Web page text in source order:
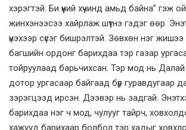
хэрэгтэй. Би үүний хүчинд амьд байна” гэж
жинхэнээсээ хайрлаж шүтнэ гэдэг өөр.
үнэхээр сүсэг бишрэлтэй. Зөвхөн нэг
багшийн ордонг барихдаа тэр газар
тойруулаад барьчихсан. Тэр мод нь
дотор ургасаар байгаад бүр гуравдугаар
зэрэгцээд ирсэн. Дээвэр нь задгай.
барихдаа нэг ч мод, чулууг тайрч,
хажууд барихаар болбол тэр хадыг